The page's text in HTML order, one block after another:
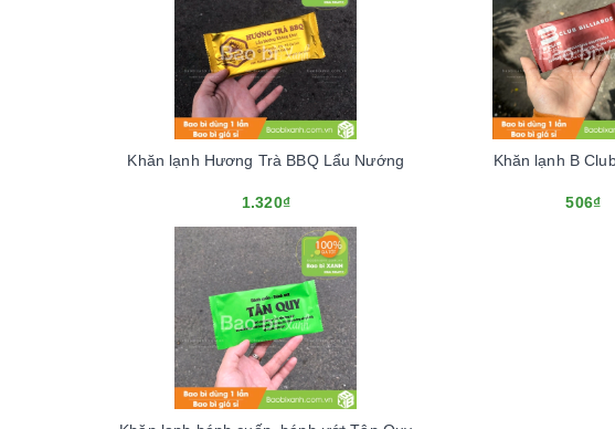
Khăn lạnh Hương Trà BBQ Lẩu Nướng
1.320₫
Khăn lạnh B
506₫